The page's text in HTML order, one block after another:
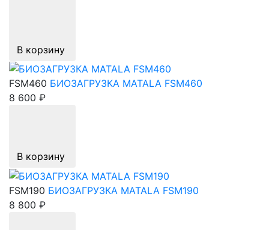
В корзину
FSM460 БИОЗАГРУЗКА MATALA FSM460
8 600 ₽
В корзину
FSM190 БИОЗАГРУЗКА MATALA FSM190
8 800 ₽